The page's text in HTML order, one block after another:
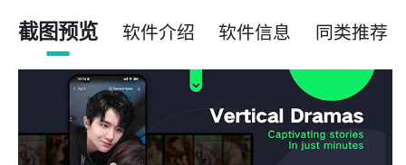
截图预览 软件介绍 软件信息 同类推荐